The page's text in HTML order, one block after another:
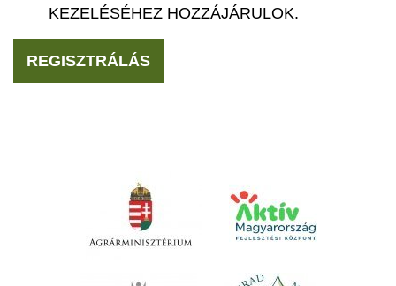
KEZELÉSÉHEZ HOZZÁJÁRULOK.
REGISZTRÁLÁS